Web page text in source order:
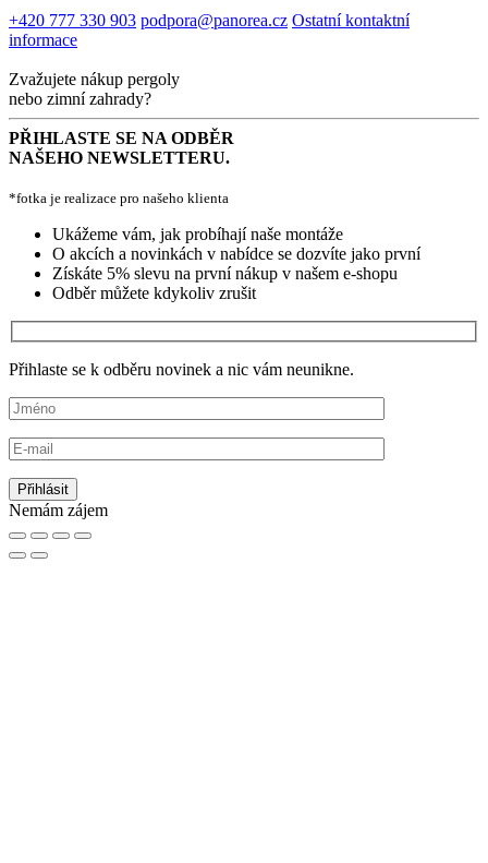
+420 777 330 903 podpora@panorea.cz Ostatní kontaktní
informace
Zvažujete nákup pergoly
nebo zimní zahrady?
PŘIHLASTE SE NA ODBĚR
NAŠEHO NEWSLETTERU.
*fotka je realizace pro našeho klienta
Ukážeme vám, jak probíhají naše montáže
O akcích a novinkách v nabídce se dozvíte jako první
Získáte 5% slevu na první nákup v našem e-shopu
Odběr můžete kdykoliv zrušit
Přihlaste se k odběru novinek a nic vám neunikne.
Nemám zájem